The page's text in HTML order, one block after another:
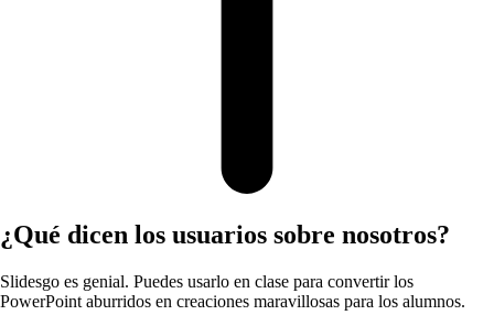
¿Qué dicen los usuarios sobre nosotros?
Slidesgo es genial. Puedes usarlo en clase para convertir los
PowerPoint aburridos en creaciones maravillosas para los alumnos.